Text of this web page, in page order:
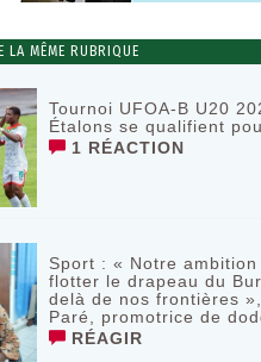
LA MÊME RUBRIQUE
Tournoi UFOA-B U20
Étalons se qualifient
1 RÉACTION
Sport : « Notre
flotter le drapeau du
delà de nos frontières
Paré, promotrice de
RÉAGIR